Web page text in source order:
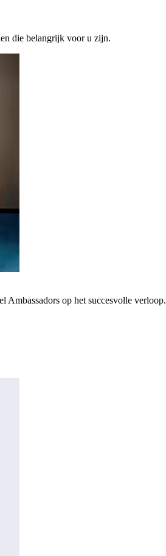
die belangrijk voor u zijn.
Ambassadors op het succesvolle verloop.